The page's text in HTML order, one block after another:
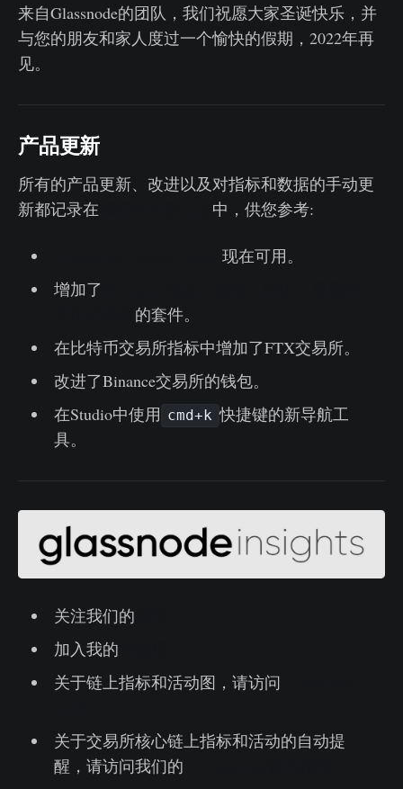
来自Glassnode的团队，我们祝愿大家圣诞快乐，并
与您的朋友和家人度过一个愉快的假期，2022年再
见。
产品更新
所有的产品更新、改进以及对指标和数据的手动更
新都记录在
中，供您参考:
现在可用。
增加了
的套件。
在比特币交易所指标中增加了FTX交易所。
改进了Binance交易所的钱包。
在Studio中使用 cmd+k 快捷键的新导航工
具。
关注我们的
加入我的
关于链上指标和活动图，请访问
关于交易所核心链上指标和活动的自动提
醒，请访问我们的